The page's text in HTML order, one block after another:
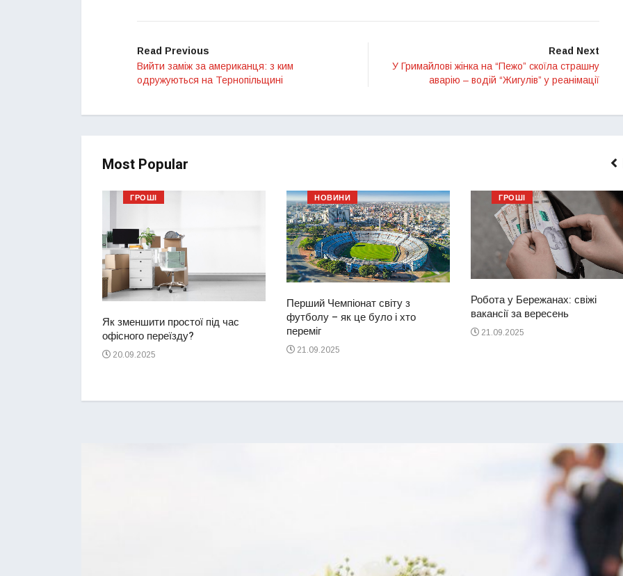
Read Previous
Вийти заміж за американця: з ким
одружуються на Тернопільщині
Read Next
У Гримайлові жінка на “Пежо” скоїла страшну
аварію – водій “Жигулів” у реанімації
Most Popular
ГРОШІ
Як зменшити простої під час
офісного переїзду?
20.09.2025
НОВИНИ
Перший Чемпіонат світу з
футболу – як це було і хто
переміг
21.09.2025
ГРОШІ
Робота у Бережанах: свіжі
вакансії за вересень
21.09.2025